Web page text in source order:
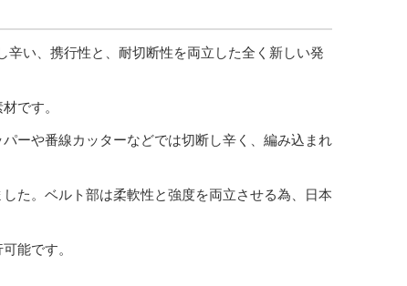
い、携行性と、耐切断性を両立した全く新しい発
です。
ーや番線カッターなどでは切断し辛く、編み込まれ
た。ベルト部は柔軟性と強度を両立させる為、日本
能です。